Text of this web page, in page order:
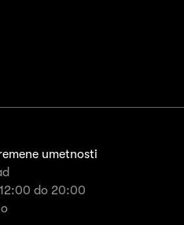
umetnosti
do 20:00